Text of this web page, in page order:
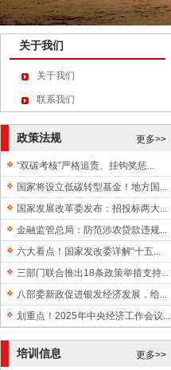
关于我们
关于我们
联系我们
更多>>
政策法规
“双碳考核”严格追责、挂钩奖惩...
国家将设立低碳转型基金！地方国...
国家发展改革委发布：招投标两大...
金融监管总局：防范涉农贷款违规...
六大看点！国家发改委详解“十五...
三部门联合推出18条政策举措支持...
八部委新政促进银发经济发展，给...
划重点！2025年中央经济工作会议...
更多>>
培训信息